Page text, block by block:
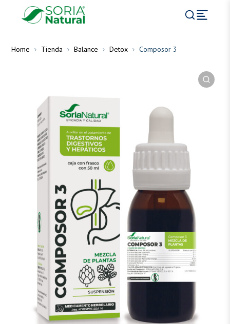
Home Tienda Balance Detox Composor 3